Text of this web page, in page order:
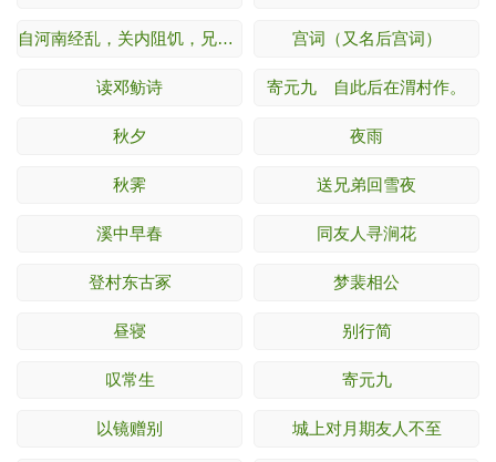
自河南经乱，关内阻饥，兄弟离散，各在一处。因望月有感，聊书所怀，寄上浮梁大兄，于潜七兄，乌江十五兄，兼示符离及下邽弟妹 宫词（又名后宫词）
读邓鲂诗 寄元九 自此后在渭村作。
秋夕 夜雨
秋霁 送兄弟回雪夜
溪中早春 同友人寻涧花
登村东古冢 梦裴相公
昼寝 别行简
叹常生 寄元九
以镜赠别 城上对月期友人不至